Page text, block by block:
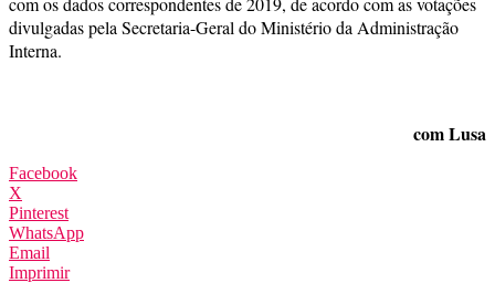
divulgadas pela Secretaria-Geral do Ministério da Administração
Interna.
com Lusa
Facebook
X
Pinterest
WhatsApp
Email
Imprimir